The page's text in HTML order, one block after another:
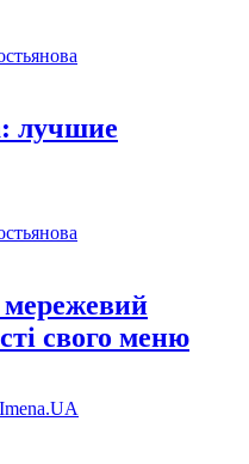
лучшие
свого меню